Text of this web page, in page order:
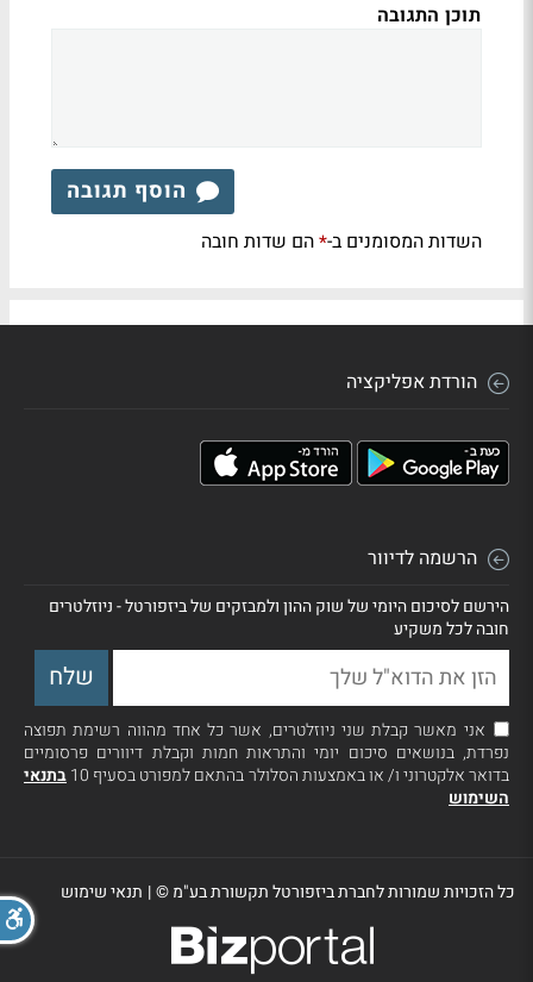
תוכן התגובה
הוסף תגובה
השדות המסומנים ב-*הם שדות חובה
הורדת אפליקציה
הרשמה לדיוור
הירשם לסיכום היומי של שוק ההון ולמבזקים של ביזפורטל - ניוזלטרים
חובה לכל משקיע
אני מאשר קבלת שני ניוזלטרים, אשר כל אחד מהווה רשימת תפוצה
נפרדת, בנושאים סיכום יומי והתראות חמות וקבלת דיוורים פרסומיים
בדואר אלקטרוני ו/ או באמצעות הסלולר בהתאם למפורט בסעיף 10
בתנאי
השימוש
כל הזכויות שמורות לחברת ביזפורטל תקשורת בע"מ ©| תנאי שימוש